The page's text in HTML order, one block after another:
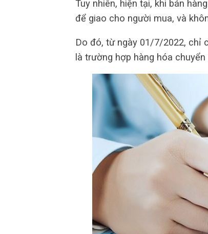
Tuy nhiên, hiện tại, khi bán
để giao cho người mua, và
Do đó, từ ngày 01/7/2022, chỉ
là trường hợp hàng hóa